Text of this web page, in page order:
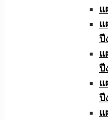
แ
แ
ปี
แ
ปี
แ
ปี
แ